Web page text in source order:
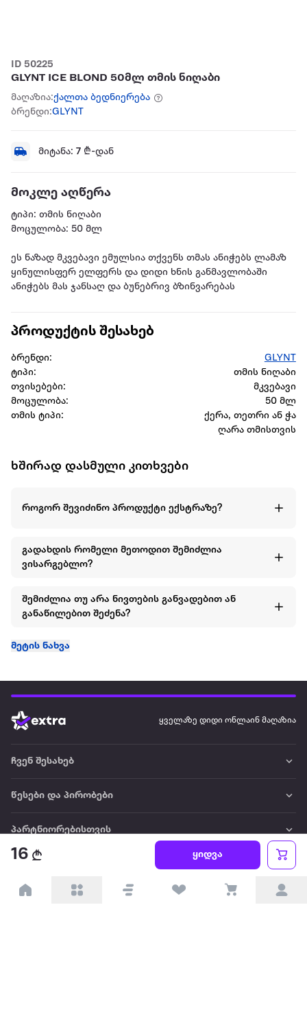
ID 50225
GLYNT ICE BLOND 50მლ თმის ნიღაბი
მაღაზია:ქალთა ბედნიერება
ბრენდი:GLYNT
მიტანა: 7 ₾-დან
მოკლე აღწერა
ტიპი: თმის ნიღაბი
მოცულობა: 50 მლ
ეს ნაზად მკვებავი ემულსია თქვენს თმას ანიჭებს ლამაზ
ყინულისფერ ელფერს და დიდი ხნის განმავლობაში
ანიჭებს მას ჯანსაღ და ბუნებრივ ბზინვარებას
16 ყიდვა
პროდუქტის შესახებ
ბრენდი:
GLYNT
ტიპი:
თმის ნიღაბი
თვისებები:
მკვებავი
მოცულობა:
50 მლ
თმის ტიპი:
ქერა, თეთრი ან ჭა
ღარა თმისთვის
ხშირად დასმული კითხვები
როგორ შევიძინო პროდუქტი ექსტრაზე?
გადახდის რომელი მეთოდით შემიძლია
ვისარგებლო?
შემიძლია თუ არა ნივთების განვადებით ან
განაწილებით შეძენა?
მეტის ნახვა
ყველაზე დიდი ონლაინ მაღაზია
ჩვენ შესახებ
წესები და პირობები
პარტნიორებისთვის
პოპულარული